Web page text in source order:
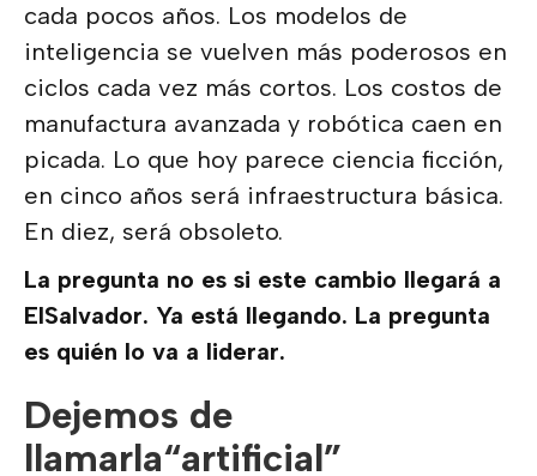
cada pocos años. Los modelos de
inteligencia se vuelven más poderosos en
ciclos cada vez más cortos. Los costos de
manufactura avanzada y robótica caen en
picada. Lo que hoy parece ciencia ficción,
en cinco años será infraestructura básica.
En diez, será obsoleto.
La pregunta no es si este cambio llegará a
ElSalvador. Ya está llegando. La pregunta
es quién lo va a liderar.
Dejemos de
llamarla“artificial”